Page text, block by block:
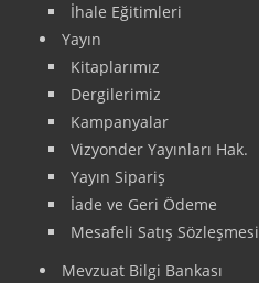
İhale Eğitimleri
Yayın
Kitaplarımız
Dergilerimiz
Kampanyalar
Vizyonder Yayınları Hak.
Yayın Sipariş
İade ve Geri Ödeme
Mesafeli Satış Sözleşmesi
Mevzuat Bilgi Bankası